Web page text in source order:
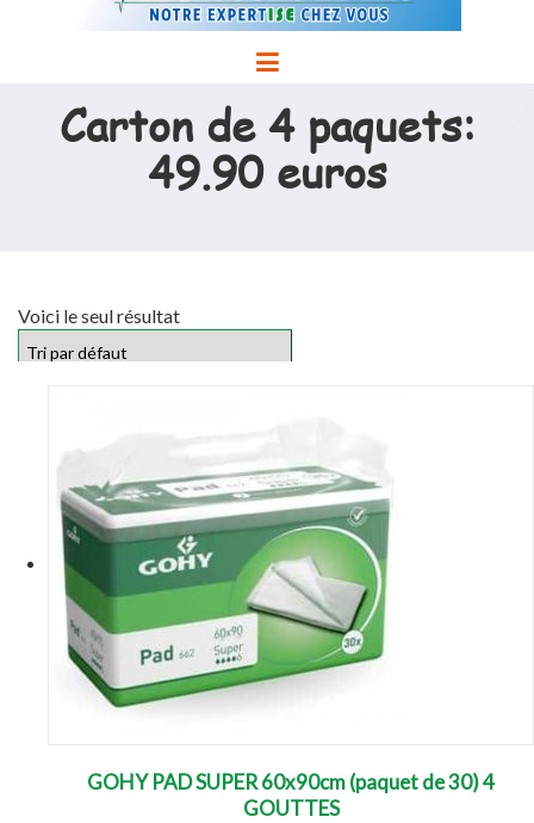
Carton de 4 paquets:
49.90 euros
Voici le seul résultat
GOHY PAD SUPER 60x90cm (paquet de 30) 4
GOUTTES